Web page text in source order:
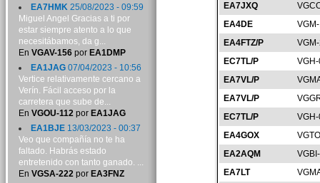
EA7JXQ
EA4DE
EA4FTZ/P
EC7TL/P
EA7VL/P
EA7VL/P
EC7TL/P
EA4GOX
EA2AQM
EA7LT
EA7HMK 25/08/2023 - 09:59
Miguel Angel Gracias a ti por
estar siempre atento a lo que
necesitábamos, da g...
En VGAV-156por EA1DMP
EA1JAG07/04/2023 - 10:56
Vertice relativamente cercano a
Verín. Fácil acceso por la
carretera que sube de...
En VGOU-112por EA1JAG
EA1BJE13/03/2023 - 00:37
Veo que compañía no te ha
faltado. Habrás estado
entretenido con tanto ganado. ...
En VGSA-222por EA3FNZ